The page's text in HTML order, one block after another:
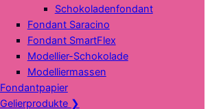
Schokoladenfondant
Fondant Saracino
Fondant SmartFlex
Modellier-Schokolade
Modelliermassen
Fondantpapier
Gelierprodukte ❯